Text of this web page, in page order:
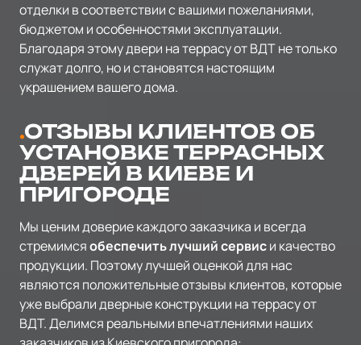
отделки в соответствии с вашими пожеланиями,
бюджетом и особенностями эксплуатации.
Благодаря этому двери на террасу от ВДТ не только
служат долго, но и становятся настоящим
украшением вашего дома.
ОТЗЫВЫ КЛИЕНТОВ ОБ
УСТАНОВКЕ ТЕРРАСНЫХ
ДВЕРЕЙ В КИЕВЕ И
ПРИГОРОДЕ
Мы ценим доверие каждого заказчика и всегда
стремимсяобеспечить лучший сервиси качество
продукции. Поэтому лучшей оценкой для нас
являются положительные отзывы клиентов, которые
уже выбрали дверные конструкции на террасу от
ВДТ. Делимся реальными впечатлениями наших